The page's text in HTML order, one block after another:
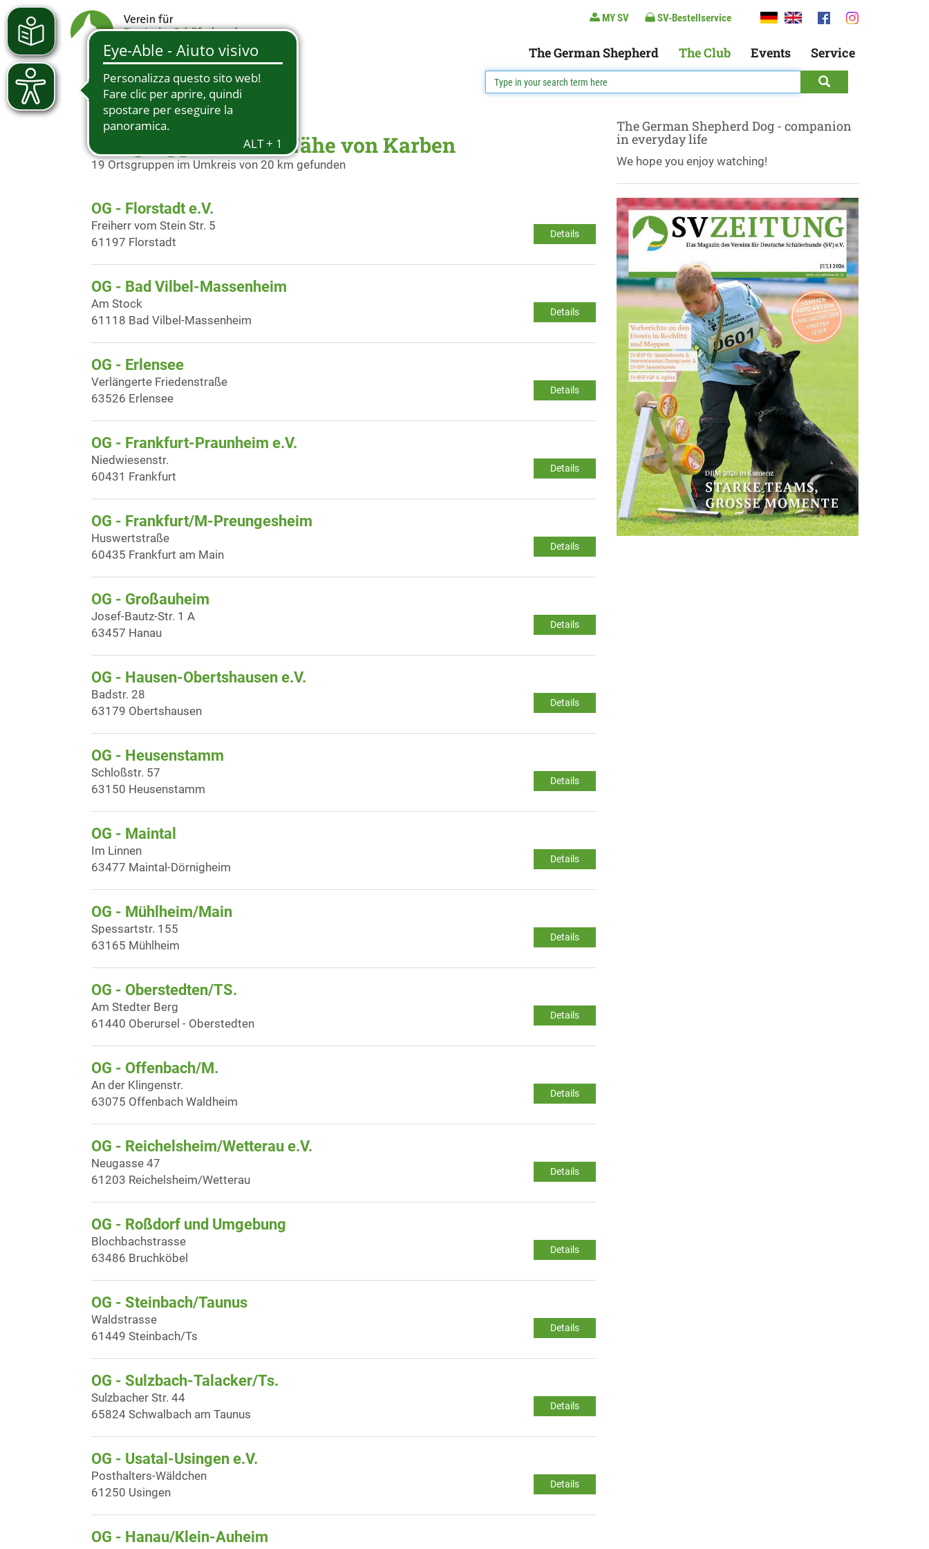
MY SV SV-Bestellservice
The German Shepherd The Club Events Service
Ortsgruppen in der Nähe von Karben
19 Ortsgruppen im Umkreis von 20 km gefunden
OG - Florstadt e.V.
Details
Freiherr vom Stein Str. 5
61197 Florstadt
OG - Bad Vilbel-Massenheim
Details
Am Stock
61118 Bad Vilbel-Massenheim
OG - Erlensee
Details
Verlängerte Friedenstraße
63526 Erlensee
OG - Frankfurt-Praunheim e.V.
Details
Niedwiesenstr.
60431 Frankfurt
OG - Frankfurt/M-Preungesheim
Details
Huswertstraße
60435 Frankfurt am Main
OG - Großauheim
Details
Josef-Bautz-Str. 1 A
63457 Hanau
OG - Hausen-Obertshausen e.V.
Details
Badstr. 28
63179 Obertshausen
OG - Heusenstamm
Details
Schloßstr. 57
63150 Heusenstamm
OG - Maintal
Details
Im Linnen
63477 Maintal-Dörnigheim
OG - Mühlheim/Main
Details
Spessartstr. 155
63165 Mühlheim
OG - Oberstedten/TS.
Details
Am Stedter Berg
61440 Oberursel - Oberstedten
OG - Offenbach/M.
Details
An der Klingenstr.
63075 Offenbach Waldheim
OG - Reichelsheim/Wetterau e.V.
Details
Neugasse 47
61203 Reichelsheim/Wetterau
OG - Roßdorf und Umgebung
Details
Blochbachstrasse
63486 Bruchköbel
OG - Steinbach/Taunus
Details
Waldstrasse
61449 Steinbach/Ts
OG - Sulzbach-Talacker/Ts.
Details
Sulzbacher Str. 44
65824 Schwalbach am Taunus
OG - Usatal-Usingen e.V.
Details
Posthalters-Wäldchen
61250 Usingen
OG - Hanau/Klein-Auheim
The German Shepherd Dog - companion
in everyday life
We hope you enjoy watching!